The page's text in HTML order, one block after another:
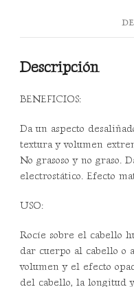
Descripción
BENEFICIOS:
Da un aspecto
textura y volumen
No grasoso y no graso.
electrostático. Efecto
USO:
Rocíe sobre el cabello
dar cuerpo al cabello o
volumen y el efecto
del cabello, la longitud